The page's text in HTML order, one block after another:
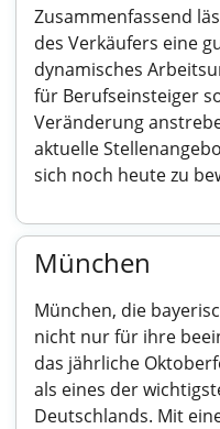
Zusammenfassend
des Verkäufers eine
dynamisches
für Berufseinsteiger
Veränderung
aktuelle
sich noch heute zu
München
München, die
nicht nur für ihre
das jährliche
als eines der
Deutschlands. Mit